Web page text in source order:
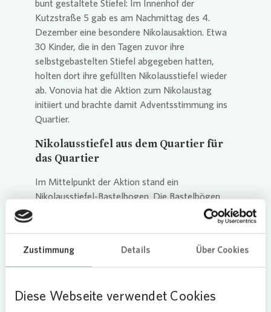
Zustimmung Details Über Cookies
Diese Webseite verwendet Cookies
bunt gestaltete Stiefel: Im Innenhof der
Kutzstraße 5 gab es am Nachmittag des 4.
Dezember eine besondere Nikolausaktion. Etwa
30 Kinder, die in den Tagen zuvor ihre
selbstgebastelten Stiefel abgegeben hatten,
holten dort ihre gefüllten Nikolausstiefel wieder
ab. Vonovia hat die Aktion zum Nikolaustag
initiiert und brachte damit Adventsstimmung ins
Quartier.
Nikolausstiefel aus dem Quartier für
das Quartier
Im Mittelpunkt der Aktion stand ein
Nikolausstiefel-Bastelbogen. Die Bastelbögen
gemeinsam mit dem Team vor Ort und gaben sie
anschließend im Büro in der Kutzstraße ab. Dort
Überraschungen, die zum Nikolaustag im